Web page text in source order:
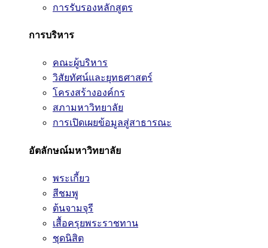
การรับรองหลักสูตร
การบริหาร
คณะผู้บริหาร
วิสัยทัศน์และยุทธศาสตร์
โครงสร้างองค์กร
สภามหาวิทยาลัย
การเปิดเผยข้อมูลสู่สาธารณะ
อัตลักษณ์มหาวิทยาลัย
พระเกี้ยว
สีชมพู
ต้นจามจุรี
เสื้อครุยพระราชทาน
ชุดนิสิต